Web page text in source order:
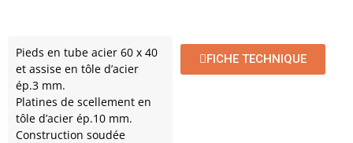
Pieds en tube acier 60 x 40
et assise en tôle d’acier
ép.3 mm.
Platines de scellement en
tôle d’acier ép.10 mm.
Construction soudée
FICHE TECHNIQUE